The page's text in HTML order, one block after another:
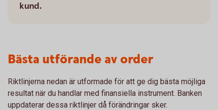
kund.
Bästa utförande av order
Riktlinjerna nedan är utformade för att ge dig bästa möjliga
resultat när du handlar med finansiella instrument. Banken
uppdaterar dessa riktlinjer då förändringar sker.